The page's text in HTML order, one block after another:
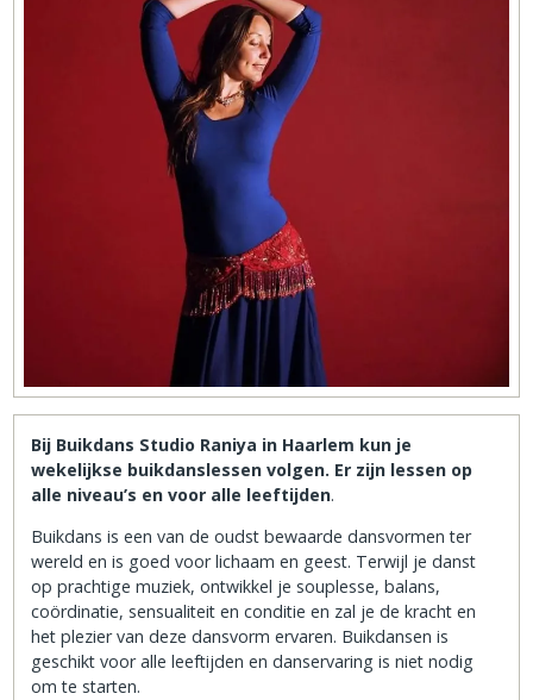
Bij Buikdans Studio Raniya in Haarlem kun je
wekelijkse buikdanslessen volgen. Er zijn lessen op
alle niveau’s en voor alle leeftijden.
Buikdans is een van de oudst bewaarde dansvormen ter
wereld en is goed voor lichaam en geest. Terwijl je danst
op prachtige muziek, ontwikkel je souplesse, balans,
coördinatie, sensualiteit en conditie en zal je de kracht en
het plezier van deze dansvorm ervaren. Buikdansen is
geschikt voor alle leeftijden en danservaring is niet nodig
om te starten.